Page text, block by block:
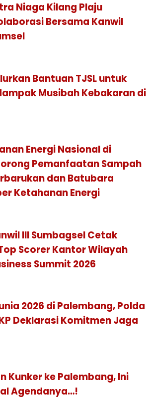
Niaga Kilang Plaju
Bersama Kanwil
Bantuan TJSL untuk
Musibah Kebakaran di
Energi Nasional di
Pemanfaatan Sampah
dan Batubara
Ketahanan Energi
III Sumbagsel Cetak
Scorer Kantor Wilayah
Summit 2026
2026 di Palembang, Polda
Deklarasi Komitmen Jaga
Kunker ke Palembang, Ini
Agendanya…!